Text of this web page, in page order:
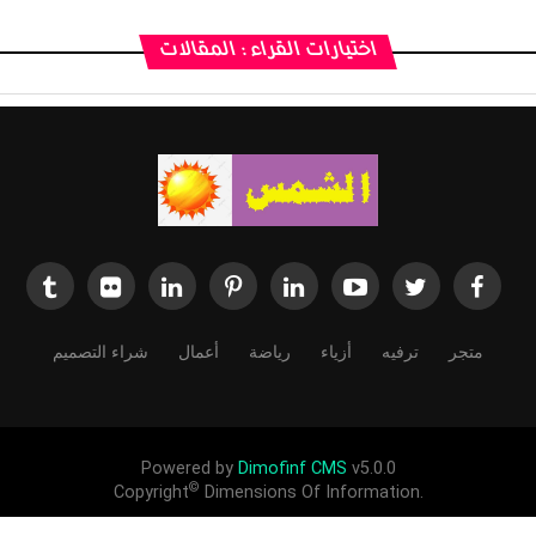
اختيارات القراء : المقالات
متجر ترفيه أزياء رياضة أعمال شراء التصميم
Powered by Dimofinf CMS v5.0.0
Copyright© Dimensions Of Information.